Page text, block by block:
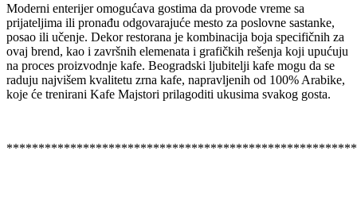
Moderni enterijer omogućava gostima da provode vreme sa
prijateljima ili pronađu odgovarajuće mesto za poslovne sastanke,
posao ili učenje. Dekor restorana je kombinacija boja specifičnih za
ovaj brend, kao i završnih elemenata i grafičkih rešenja koji upućuju
na proces proizvodnje kafe. Beogradski ljubitelji kafe mogu da se
raduju najvišem kvalitetu zrna kafe, napravljenih od 100% Arabike,
koje će trenirani Kafe Majstori prilagoditi ukusima svakog gosta.